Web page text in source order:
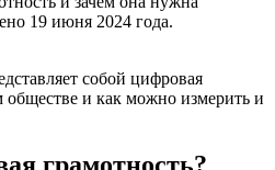
19 июня 2024 года.
собой цифровая
обществе и как можно измерить и
грамотность?